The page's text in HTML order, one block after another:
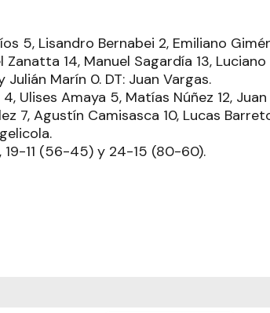
5, Lisandro Bernabei 2, Emiliano
14, Manuel Sagardía 13,
Marín 0. DT: Juan Vargas.
Ulises Amaya 5, Matías Núñez 12,
7, Agustín Camisasca 10, Lucas
19-11 (56-45) y 24-15 (80-60).